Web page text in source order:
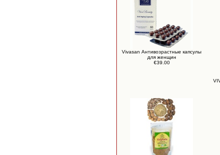
Vivasan Антивозрастные капсулы
для женщин
€39.00